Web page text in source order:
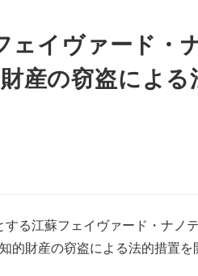
ェイヴァード・
産の窃盗による
する江蘇フェイヴァード・ナノ
的財産の窃盗による法的措置を